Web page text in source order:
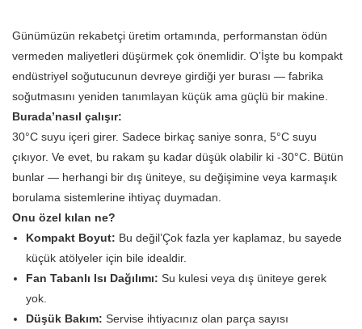
Günümüzün rekabetçi üretim ortamında, performanstan ödün
vermeden maliyetleri düşürmek çok önemlidir. O’İşte bu kompakt
endüstriyel soğutucunun devreye girdiği yer burası — fabrika
soğutmasını yeniden tanımlayan küçük ama güçlü bir makine.
Burada’nasıl çalışır:
30°C suyu içeri girer. Sadece birkaç saniye sonra, 5°C suyu
çıkıyor. Ve evet, bu rakam şu kadar düşük olabilir ki -30°C. Bütün
bunlar — herhangi bir dış üniteye, su değişimine veya karmaşık
borulama sistemlerine ihtiyaç duymadan.
Onu özel kılan ne?
Kompakt Boyut: Bu değil’Çok fazla yer kaplamaz, bu sayede
küçük atölyeler için bile idealdir.
Fan Tabanlı Isı Dağılımı: Su kulesi veya dış üniteye gerek
yok.
Düşük Bakım: Servise ihtiyacınız olan parça sayısı